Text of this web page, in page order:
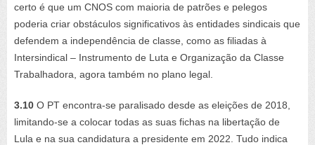
certo é que um CNOS com maioria de patrões e pelegos
poderia criar obstáculos significativos às entidades sindicais que
defendem a independência de classe, como as filiadas à
Intersindical – Instrumento de Luta e Organização da Classe
Trabalhadora, agora também no plano legal.
3.10 O PT encontra-se paralisado desde as eleições de 2018,
limitando-se a colocar todas as suas fichas na libertação de
Lula e na sua candidatura a presidente em 2022. Tudo indica